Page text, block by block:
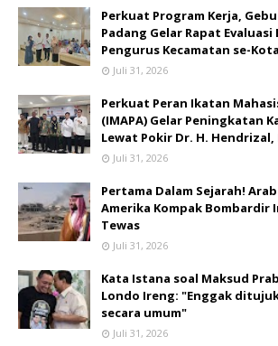
Perkuat Program Kerja,
Padang Gelar Rapat Evaluasi
Pengurus Kecamatan se-
Juli 31, 2026
Perkuat Peran Ikatan
(IMAPA) Gelar Peningkatan
Lewat Pokir Dr. H. Hendrizal,
Juli 31, 2026
Pertama Dalam Sejarah!
Amerika Kompak Bombardir
Tewas
Juli 31, 2026
Kata Istana soal Maksud
Londo Ireng: "Enggak
secara umum"
Juli 31, 2026